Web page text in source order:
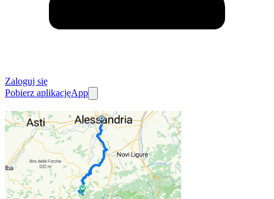
Zaloguj się
Pobierz aplikacjęApp